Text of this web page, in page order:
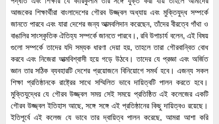
আজকের শিক্ষার্থীরা বাংলাদেশের গৌরব উজ্জ্বল অধ্যায় এবং মুক্তিযুদ্ধ সম্পর্কে
জানতে পারবে এবং যারা দেশের জন্য আত্মবলিদান করেছেন, তাঁদের বীরত্বে গাঁথা ও
বাঙালির সাংস্কৃতিক ঐতিহ্য সম্পর্কে জানতে পারবে।, রবি উপাচার্য বলেন, এই বিষয়
গুলো সম্পর্কে তাদের যদি সম্যক ধারণা দেয়া হয়, তাহলে তারা গৌরবান্বিত বোধ
করবে এবং নিজেরা আত্মবিশ্বাসী হয়ে গড়ে উঠবে। তাদের যে প্রজ্ঞা এবং অর্জিত
জ্ঞান তার সঠিক ব্যবহারটি দেশের প্রয়োজনে বিনিয়োগে সমর্থ হবে। এজন্য সকল
শিক্ষা প্রতিষ্ঠানকে রাষ্ট্রের সাথে সম্মিলিত ভাবে দায়িত্বটি পালন করতে হবে।
মুক্তিযুদ্ধের যে গৌরব উজ্জ্বল সময় সেই সময়ে প্রতিষ্ঠিত এই কলেজের একটি
গৌরব উজ্জ্বল ইতিহাস আছে, সঙ্গে সঙ্গে এই প্রতিষ্ঠানের কিছু দায়িত্বও রয়েছে।
ইতিপূর্বে এই কলেজ যে ভাবে তার দ্বায়িত্ব পালন করেছে, আমরা আশা করি